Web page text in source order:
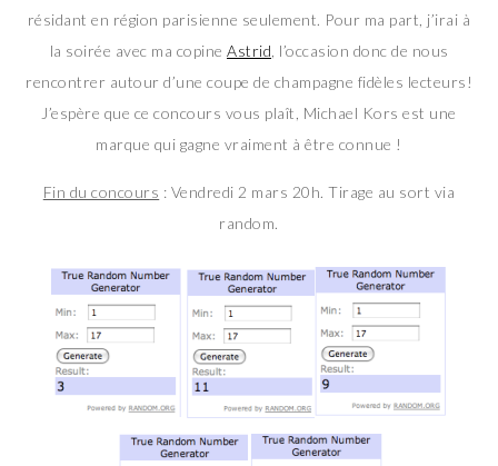
résidant en région parisienne seulement. Pour ma part, j’irai à
la soirée avec ma copine Astrid , l’occasion donc de nous
rencontrer autour d’une coupe de champagne fidèles lecteurs!
J’espère que ce concours vous plaît, Michael Kors est une
marque qui gagne vraiment à être connue !
Fin du concours : Vendredi 2 mars 20h. Tirage au sort via
random.